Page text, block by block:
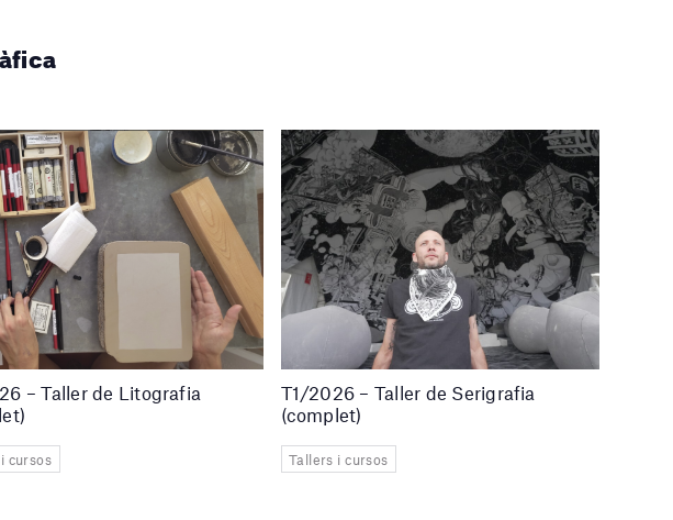
– Taller de Litografia
cursos
T1/2026 – Taller de Serigrafia
(complet)
Tallers i cursos